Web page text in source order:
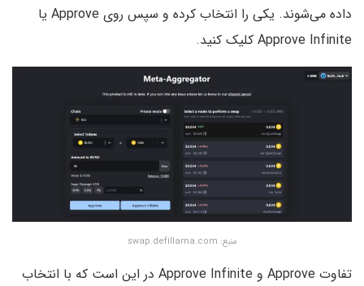
داده می‌شوند. یکی را انتخاب کرده و سپس روی Approve یا
Approve Infinite کلیک کنید.
منبع: swap.defillama.com
تفاوت Approve و Approve Infinite در این است که با انتخاب